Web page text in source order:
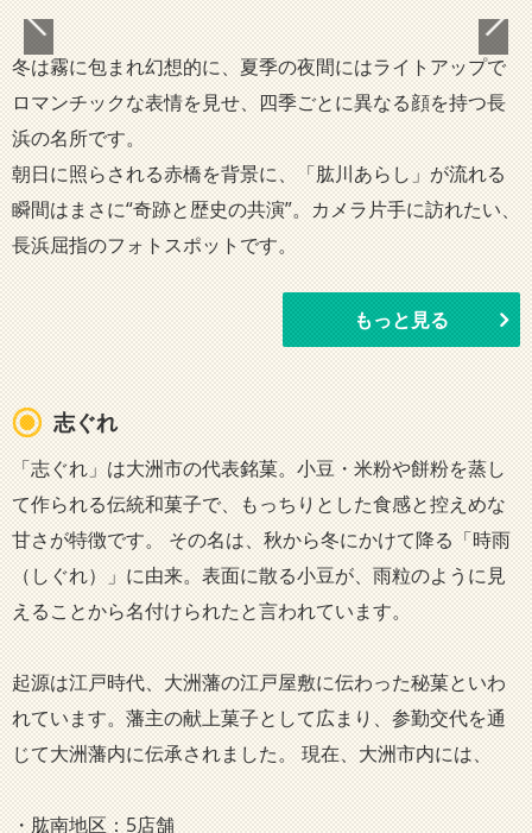
冬は霧に包まれ幻想的に、夏季の夜間にはライトアップで
ロマンチックな表情を見せ、四季ごとに異なる顔を持つ長
浜の名所です。
朝日に照らされる赤橋を背景に、「肱川あらし」が流れる
瞬間はまさに“奇跡と歴史の共演”。カメラ片手に訪れたい、
長浜屈指のフォトスポットです。
もっと見る
志ぐれ
「志ぐれ」は大洲市の代表銘菓。小豆・米粉や餅粉を蒸し
て作られる伝統和菓子で、もっちりとした食感と控えめな
甘さが特徴です。 その名は、秋から冬にかけて降る「時雨
（しぐれ）」に由来。表面に散る小豆が、雨粒のように見
えることから名付けられたと言われています。
起源は江戸時代、大洲藩の江戸屋敷に伝わった秘菓といわ
れています。藩主の献上菓子として広まり、参勤交代を通
じて大洲藩内に伝承されました。 現在、大洲市内には、
・肱南地区：5店舗